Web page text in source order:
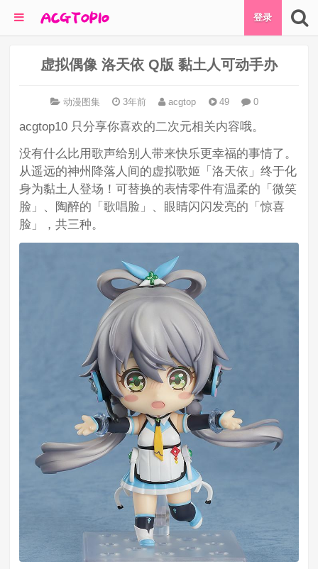
登录
虚拟偶像 洛天依 Q版 黏土人可动手办
动漫图集 3年前 acgtop 49 0
acgtop10 只分享你喜欢的二次元相关内容哦。
没有什么比用歌声给别人带来快乐更幸福的事情了。
从遥远的神州降落人间的虚拟歌姬「洛天依」终于化
身为黏土人登场！可替换的表情零件有温柔的「微笑
脸」、陶醉的「歌唱脸」、眼睛闪闪发亮的「惊喜
脸」，共三种。